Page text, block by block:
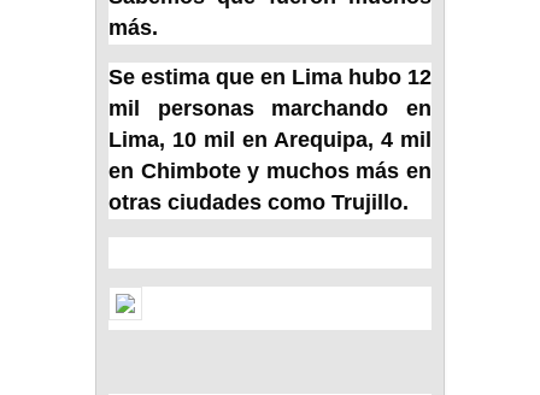
más.
Se estima que en Lima hubo 12
mil personas marchando en
Lima, 10 mil en Arequipa, 4 mil
en Chimbote y muchos más en
otras ciudades como Trujillo.